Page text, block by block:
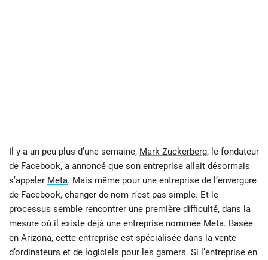
Il y a un peu plus d’une semaine, Mark Zuckerberg, le fondateur
de Facebook, a annoncé que son entreprise allait désormais
s’appeler Meta. Mais même pour une entreprise de l’envergure
de Facebook, changer de nom n’est pas simple. Et le
processus semble rencontrer une première difficulté, dans la
mesure où il existe déjà une entreprise nommée Meta. Basée
en Arizona, cette entreprise est spécialisée dans la vente
d’ordinateurs et de logiciels pour les gamers. Si l’entreprise en